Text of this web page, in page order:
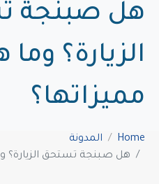
هل صبنجة
الزيارة؟
مميزاتها؟
Home
المدونة
هل صبنجة تستحق الزيارة؟